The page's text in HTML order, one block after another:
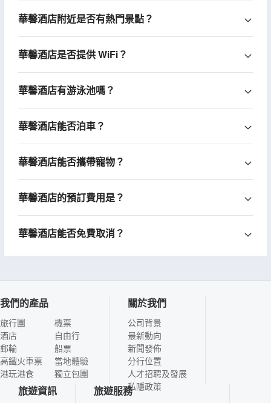
華馨酒店附近是否有熱門景點？
華馨酒店是否提供 WiFi？
華馨酒店有游泳池嗎？
華馨酒店能否泊車？
華馨酒店能否攜帶寵物？
華馨酒店的預訂費用是？
華馨酒店能否免費取消？
我們的產品
旅行團
酒店
郵輪
高鐵火車票
港玩港食
機票
自由行
船票
當地體驗
獨立包團
關於我們
公司背景
最新動向
新聞發佈
分行位置
人才招聘及發展
私隱政策
旅遊資訊 旅遊服務